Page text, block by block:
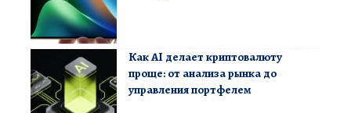
Как AI делает криптовалюту
проще: от анализа рынка до
управления портфелем